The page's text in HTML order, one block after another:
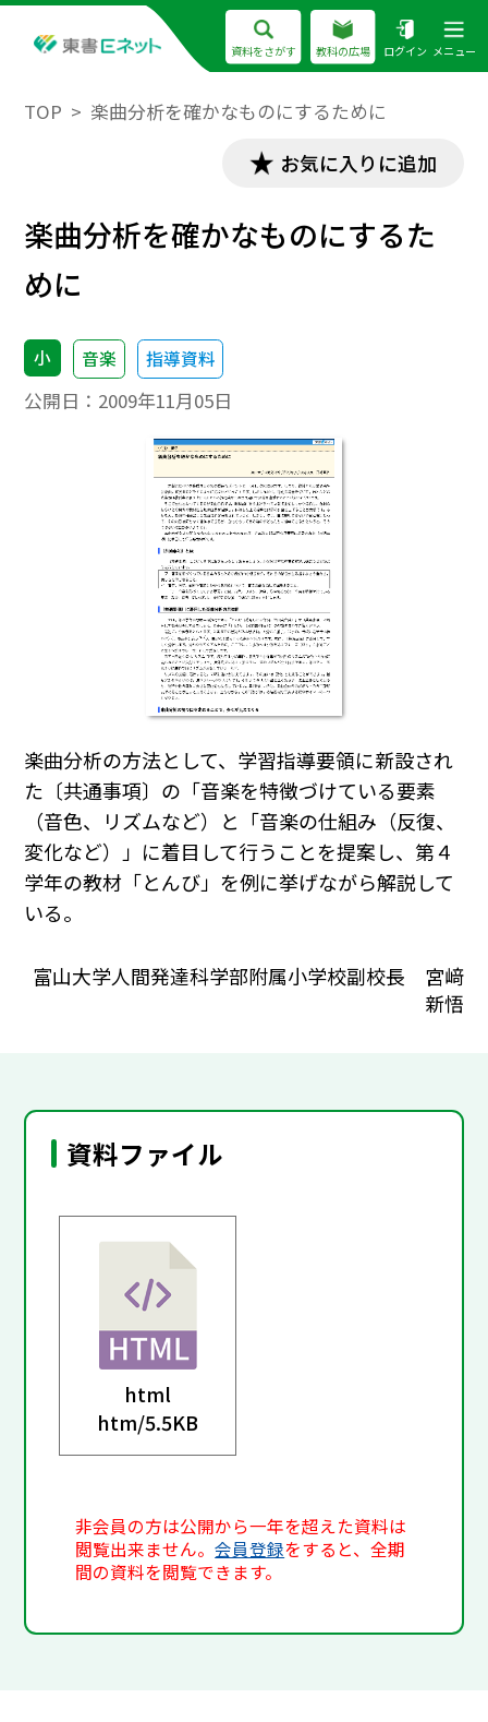
資料をさがす 教科の広場 ログイン メニュー
TOP 楽曲分析を確かなものにするために
お気に入りに追加
楽曲分析を確かなものにするた
めに
小 音楽 指導資料
公開日： 2009年11月05日
楽曲分析の方法として、学習指導要領に新設され
た〔共通事項〕の「音楽を特徴づけている要素
（音色、リズムなど）と「音楽の仕組み（反復、
変化など）」に着目して行うことを提案し、第４
学年の教材「とんび」を例に挙げながら解説して
いる。
富山大学人間発達科学部附属小学校副校長 宮﨑
新悟
資料ファイル
html
htm/5.5KB
非会員の方は公開から一年を超えた資料は
閲覧出来ません。会員登録をすると、全期
間の資料を閲覧できます。